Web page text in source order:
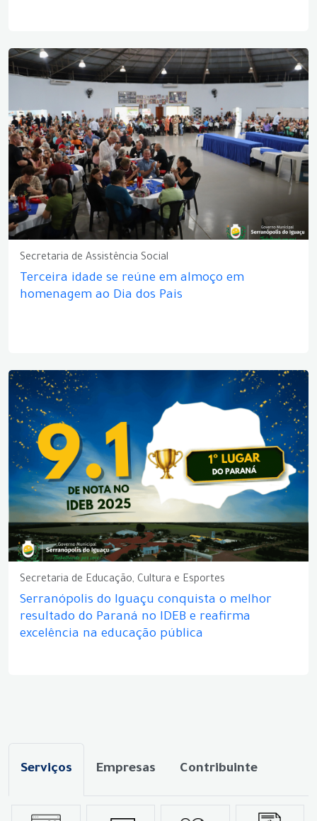
Secretaria de Assistência Social
Terceira idade se reúne em almoço em
homenagem ao Dia dos Pais
Secretaria de Educação, Cultura e Esportes
Serranópolis do Iguaçu conquista o melhor
resultado do Paraná no IDEB e reafirma
excelência na educação pública
Serviços Empresas Contribuinte